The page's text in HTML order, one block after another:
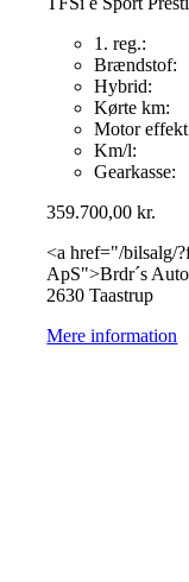
1. reg.:
Brændstof:
Hybrid:
Kørte km:
Motor
Km/l:
Gearkasse:
359.700,00kr.
<a href="/bilsalg/
ApS">Brdr´s
2630 Taastrup
Mere information